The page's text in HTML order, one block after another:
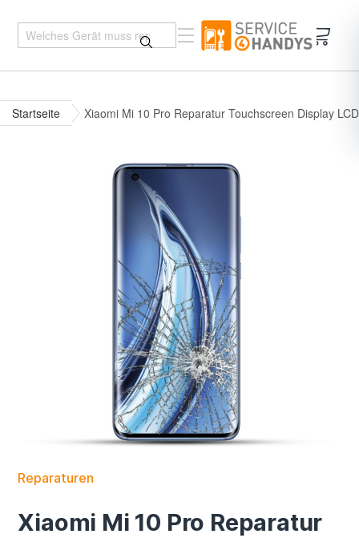
Startseite Xiaomi Mi 10 Pro Reparatur Touchscreen Display LCD
Reparaturen
Xiaomi Mi 10 Pro Reparatur